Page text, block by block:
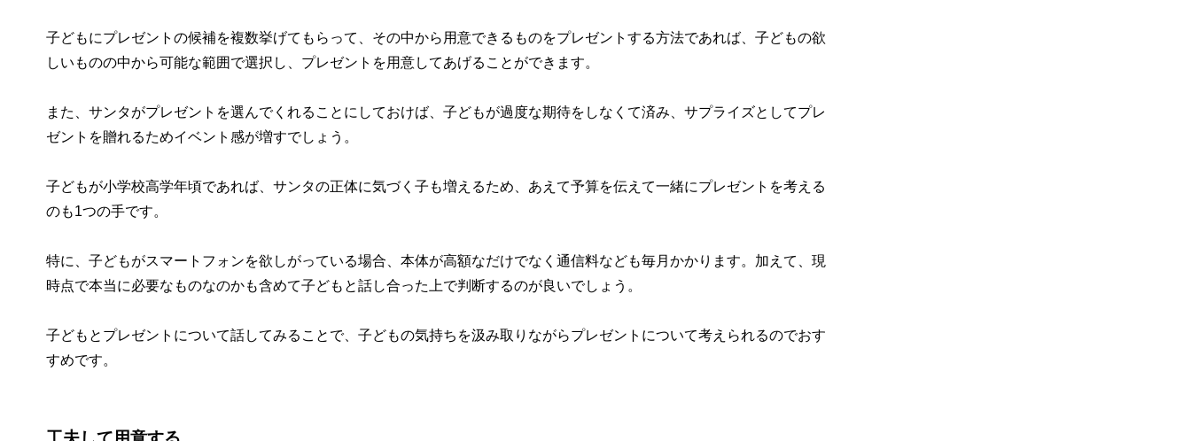
子どもにプレゼントの候補を複数挙げてもらって、その中から用意できるものをプレゼントする方法であれば、子どもの欲
しいものの中から可能な範囲で選択し、プレゼントを用意してあげることができます。
また、サンタがプレゼントを選んでくれることにしておけば、子どもが過度な期待をしなくて済み、サプライズとしてプレ
ゼントを贈れるためイベント感が増すでしょう。
子どもが小学校高学年頃であれば、サンタの正体に気づく子も増えるため、あえて予算を伝えて一緒にプレゼントを考える
のも1つの手です。
特に、子どもがスマートフォンを欲しがっている場合、本体が高額なだけでなく通信料なども毎月かかります。加えて、現
時点で本当に必要なものなのかも含めて子どもと話し合った上で判断するのが良いでしょう。
子どもとプレゼントについて話してみることで、子どもの気持ちを汲み取りながらプレゼントについて考えられるのでおす
すめです。
工夫して用意する